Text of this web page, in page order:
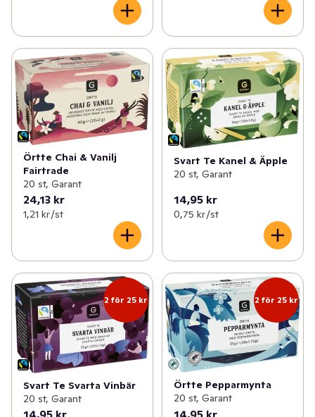
Örtte Chai & Vanilj
Fairtrade
20 st, Garant
24,13 kr
1,21 kr /st
Svart Te Kanel & Äpple
20 st, Garant
14,95 kr
0,75 kr /st
2 för 25 kr
Svart Te Svarta Vinbär
20 st, Garant
2 för 25 kr
Örtte Pepparmynta
20 st, Garant